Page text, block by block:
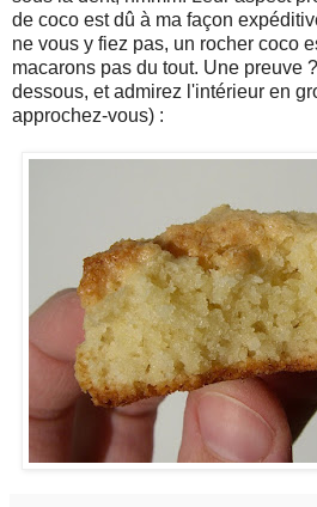
de coco est dû à ma façon
ne vous y fiez pas, un rocher coco
macarons pas du tout. Une preuve
dessous, et admirez l'intérieur en
approchez-vous) :